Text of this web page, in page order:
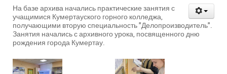
На базе архива начались практические занятия с
учащимися Кумертауского горного колледжа,
получающими вторую специальность "Делопроизводитель".
Занятия начались с архивного урока, посвященного дню
рождения города Кумертау.